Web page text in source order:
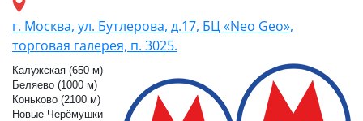
г. Москва, ул. Бутлерова, д.17, БЦ «Neo Geo»,
торговая галерея, п. 3025.
Калужская (650 м)
Беляево (1000 м)
Коньково (2100 м)
Новые Черёмушки